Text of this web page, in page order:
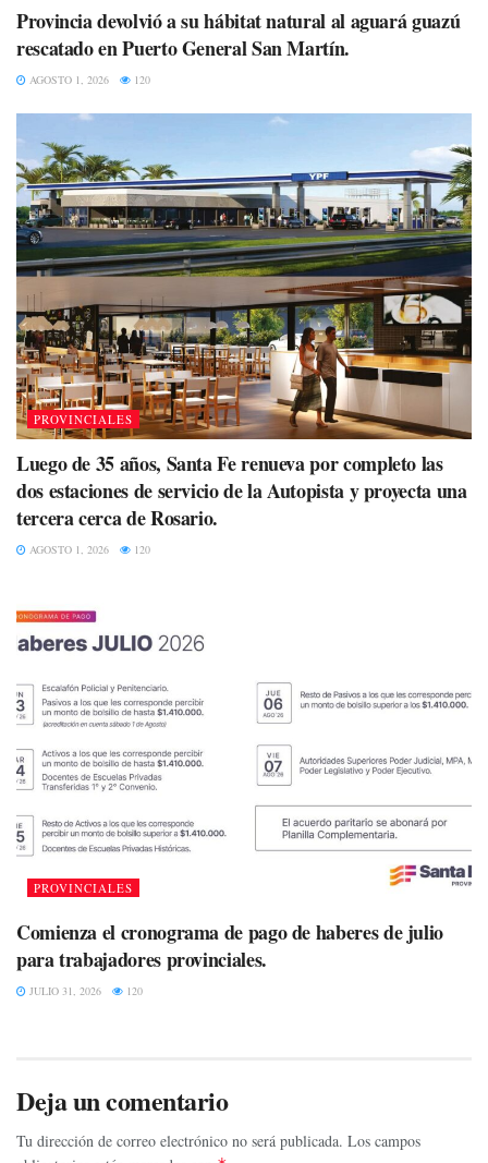
Provincia devolvió a su hábitat natural al aguará guazú
rescatado en Puerto General San Martín.
AGOSTO 1, 2026 120
PROVINCIALES
Luego de 35 años, Santa Fe renueva por completo las
dos estaciones de servicio de la Autopista y proyecta una
tercera cerca de Rosario.
AGOSTO 1, 2026 120
PROVINCIALES
Comienza el cronograma de pago de haberes de julio
para trabajadores provinciales.
JULIO 31, 2026 120
Deja un comentario
Tu dirección de correo electrónico no será publicada. Los campos